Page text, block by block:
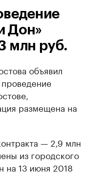
Дон»
млн руб.
объявил
размещена на
— 2,9 млн
из городского
на 13 июня 2018